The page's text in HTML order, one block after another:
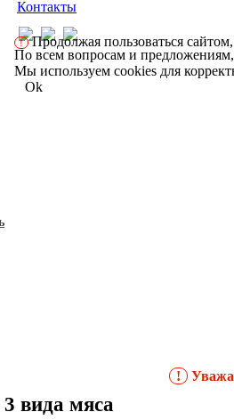
!
вида мяса
Контакты
! Продолжая пользоваться
По всем вопросам и
Мы используем cookies для
Ok